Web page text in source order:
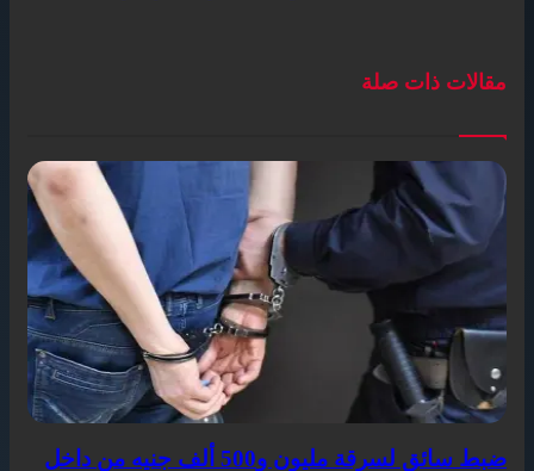
مقالات ذات صلة
ضبط سائق لسرقة مليون و500 ألف جنيه من داخل